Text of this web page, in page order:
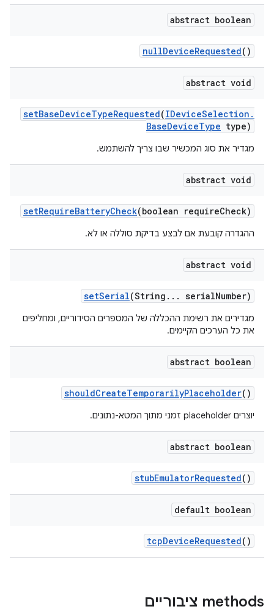
abstract boolean
nullDeviceRequested()
abstract void
setBaseDeviceTypeRequested(IDeviceSelection .
BaseDeviceType type)
מגדיר את סוג המכשיר שבו צריך להשתמש.
abstract void
setRequireBatteryCheck(boolean requireCheck)
ההגדרה קובעת אם לבצע בדיקת סוללה או לא.
abstract void
setSerial(String . . . serialNumber)
מגדירים את רשימת ההכללה של המספרים הסידוריים, ומחליפים
את כל הערכים הקיימים.
abstract boolean
shouldCreateTemporarilyPlaceholder()
יוצרים placeholder זמני מתוך המטא-נתונים.
abstract boolean
stubEmulatorRequested()
default boolean
tcpDeviceRequested()
‫methods ציבוריים